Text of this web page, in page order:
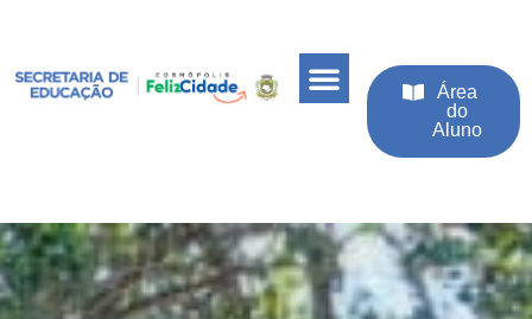
Área
do
Aluno